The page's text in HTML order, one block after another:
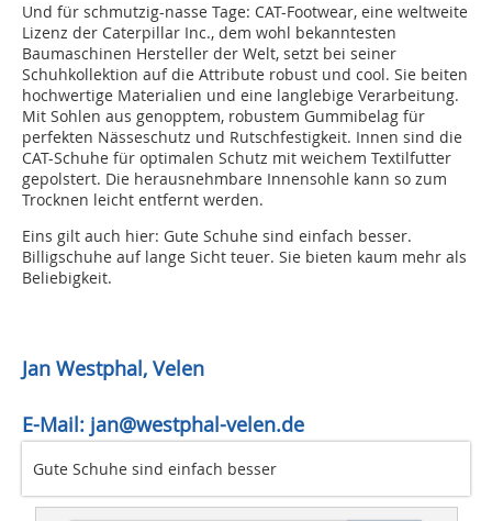
Und für schmutzig-nasse Tage: CAT-Footwear, eine weltweite
Lizenz der Caterpillar Inc., dem wohl bekanntesten
Baumaschinen Hersteller der Welt, setzt bei seiner
Schuhkollektion auf die Attribute robust und cool. Sie beiten
hochwertige Materialien und eine langlebige Verarbeitung.
Mit Sohlen aus genopptem, robustem Gummibelag für
perfekten Nässeschutz und Rutschfestigkeit. Innen sind die
CAT-Schuhe für optimalen Schutz mit weichem Textilfutter
gepolstert. Die herausnehmbare Innensohle kann so zum
Trocknen leicht entfernt werden.
Eins gilt auch hier: Gute Schuhe sind einfach besser.
Billigschuhe auf lange Sicht teuer. Sie bieten kaum mehr als
Beliebigkeit.
Jan Westphal, Velen
E-Mail: jan@westphal-velen.de
Gute Schuhe sind einfach besser